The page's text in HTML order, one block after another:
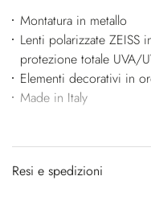
Montatura in metallo
Lenti polarizzate ZEISS
protezione totale UVA/
Elementi decorativi in
Made in Italy
Resi e spedizioni